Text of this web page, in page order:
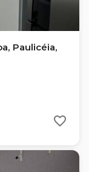
Paulicéia,